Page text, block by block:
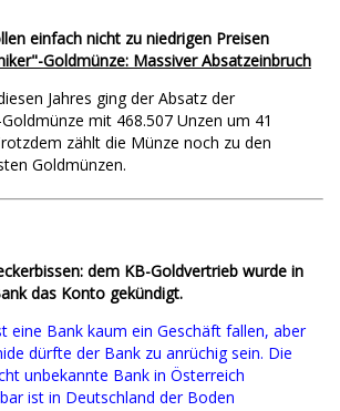
einfach nicht zu niedrigen Preisen
Goldmünze: Massiver Absatzeinbruch
Jahres ging der Absatz der
mit 468.507 Unzen um 41
zählt die Münze noch zu den
Goldmünzen.
dem KB-Goldvertrieb wurde in
das Konto gekündigt.
eine Bank kaum ein Geschäft fallen, aber
dürfte der Bank zu anrüchig sein. Die
unbekannte Bank in Österreich
ist in Deutschland der Boden